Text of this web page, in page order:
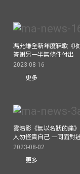
馮允謙全新年度冧歌《
答謝另一半無條件付出
2023-08-16
更多
雲浩影《無以名狀的痛
人勿怪責自己 一同面對
2023-08-02
更多